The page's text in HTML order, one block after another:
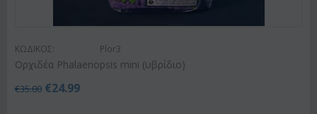
ΚΩΔΙΚΟΣ: Plor3
Ορχιδέα Phalaenopsis mini (υβρίδιο)
€35.00 €24.99